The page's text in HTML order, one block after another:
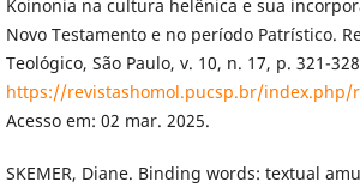
Koinonia na cultura helênica e sua
Novo Testamento e no período Patrístico.
Teológico, São Paulo, v. 10, n. 17, p. 321-
https://revistashomol.pucsp.br/index.php/
Acesso em: 02 mar. 2025.
SKEMER, Diane. Binding words: textual